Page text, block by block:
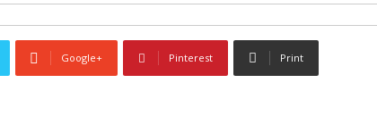
Google+ Pinterest Print